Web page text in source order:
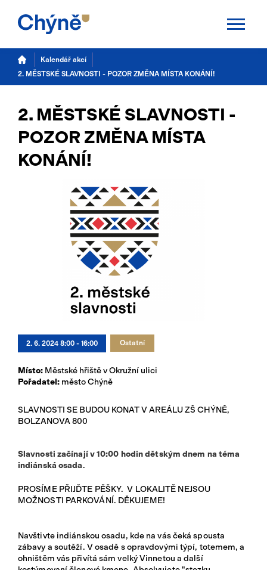
Chýně
Úřad
Samospráva
Potřebuji vyřídit
Kalendář akcí
2. MĚSTSKÉ SLAVNOSTI - POZOR ZMĚNA MÍSTA KONÁNÍ!
2. MĚSTSKÉ SLAVNOSTI -
POZOR ZMĚNA MÍSTA
KONÁNÍ!
2. 6. 2024 8:00 - 16:00 Ostatní
Místo: Městské hřiště v Okružní ulici
Pořadatel: město Chýně
SLAVNOSTI SE BUDOU KONAT V AREÁLU ZŠ CHÝNĚ,
BOLZANOVA 800
Slavnosti začínají v 10:00 hodin dětským dnem na téma
indiánská osada.
PROSÍME PŘIJĎTE PĚŠKY. V LOKALITĚ NEJSOU
MOŽNOSTI PARKOVÁNÍ. DĚKUJEME!
Navštivte indiánskou osadu, kde na vás čeká spousta
zábavy a soutěží. V osadě s opravdovými týpí, totemem, a
ohništěm vás přivítá sám velký Vinnetou a další